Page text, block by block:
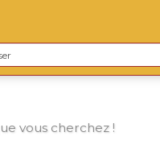
vous cherchez !